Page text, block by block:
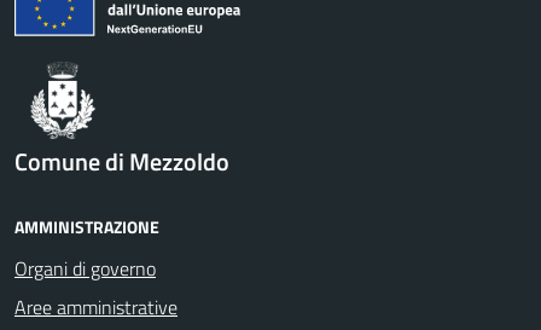
Comune di Mezzoldo
AMMINISTRAZIONE
Organi di governo
Aree amministrative